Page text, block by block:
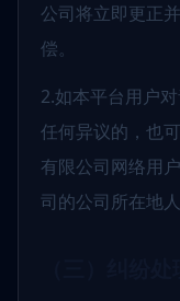
公司将立即更正
偿。
2.如本平台用户
任何异议的，也
有限公司网络用
司的公司所在地